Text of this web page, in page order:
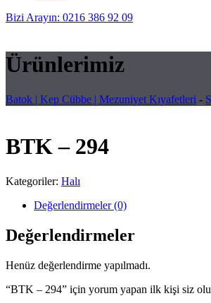
Bizi Arayın: 0216 386 92 09
Ürünlerimiz
Batok | Kep Cübbe | Mezuniyet Kıyafetleri -
BTK – 294
Kategoriler: Halı
Değerlendirmeler (0)
Değerlendirmeler
Henüz değerlendirme yapılmadı.
“BTK – 294” için yorum yapan ilk kişi siz